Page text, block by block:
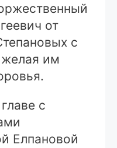
от
с
желая им
с
Елпановой